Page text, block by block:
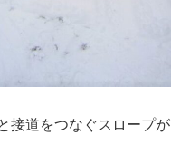
接道をつなぐスロープが